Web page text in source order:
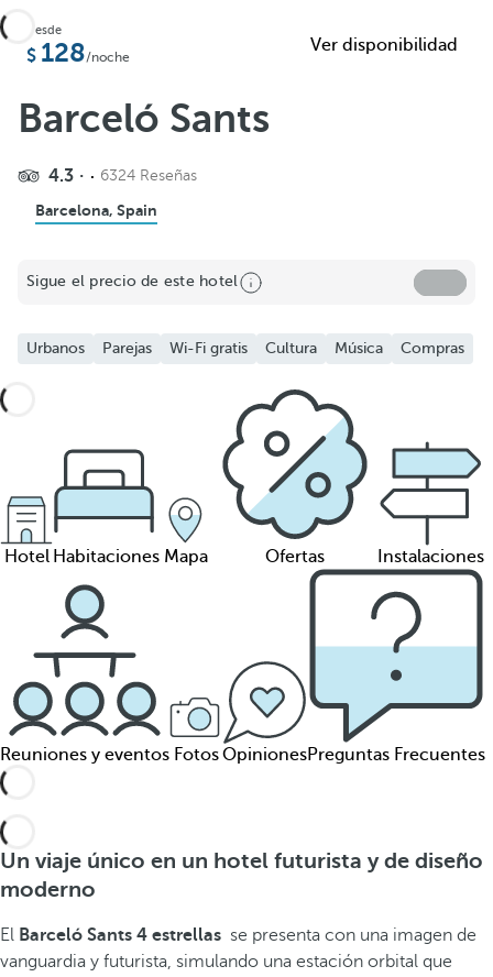
Desde
128/noche
Ver disponibilidad
Barceló Sants
4.3 6324 Reseñas
Barcelona, Spain
Sigue el precio de este hotel
Urbanos Parejas Wi-Fi gratis Cultura Música Compras
Hotel Habitaciones Mapa Ofertas Instalaciones
Reuniones y eventos FotosOpinionesPreguntas Frecuentes
Un viaje único en un hotel futurista y de diseño
moderno
El Barceló Sants 4 estrellas se presenta con una imagen de
vanguardia y futurista, simulando una estación orbital que